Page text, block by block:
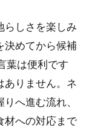
らしさを楽しみ
決めてから候補
葉は便利です
ありません。ネ
へ進む流れ、
材への対応まで